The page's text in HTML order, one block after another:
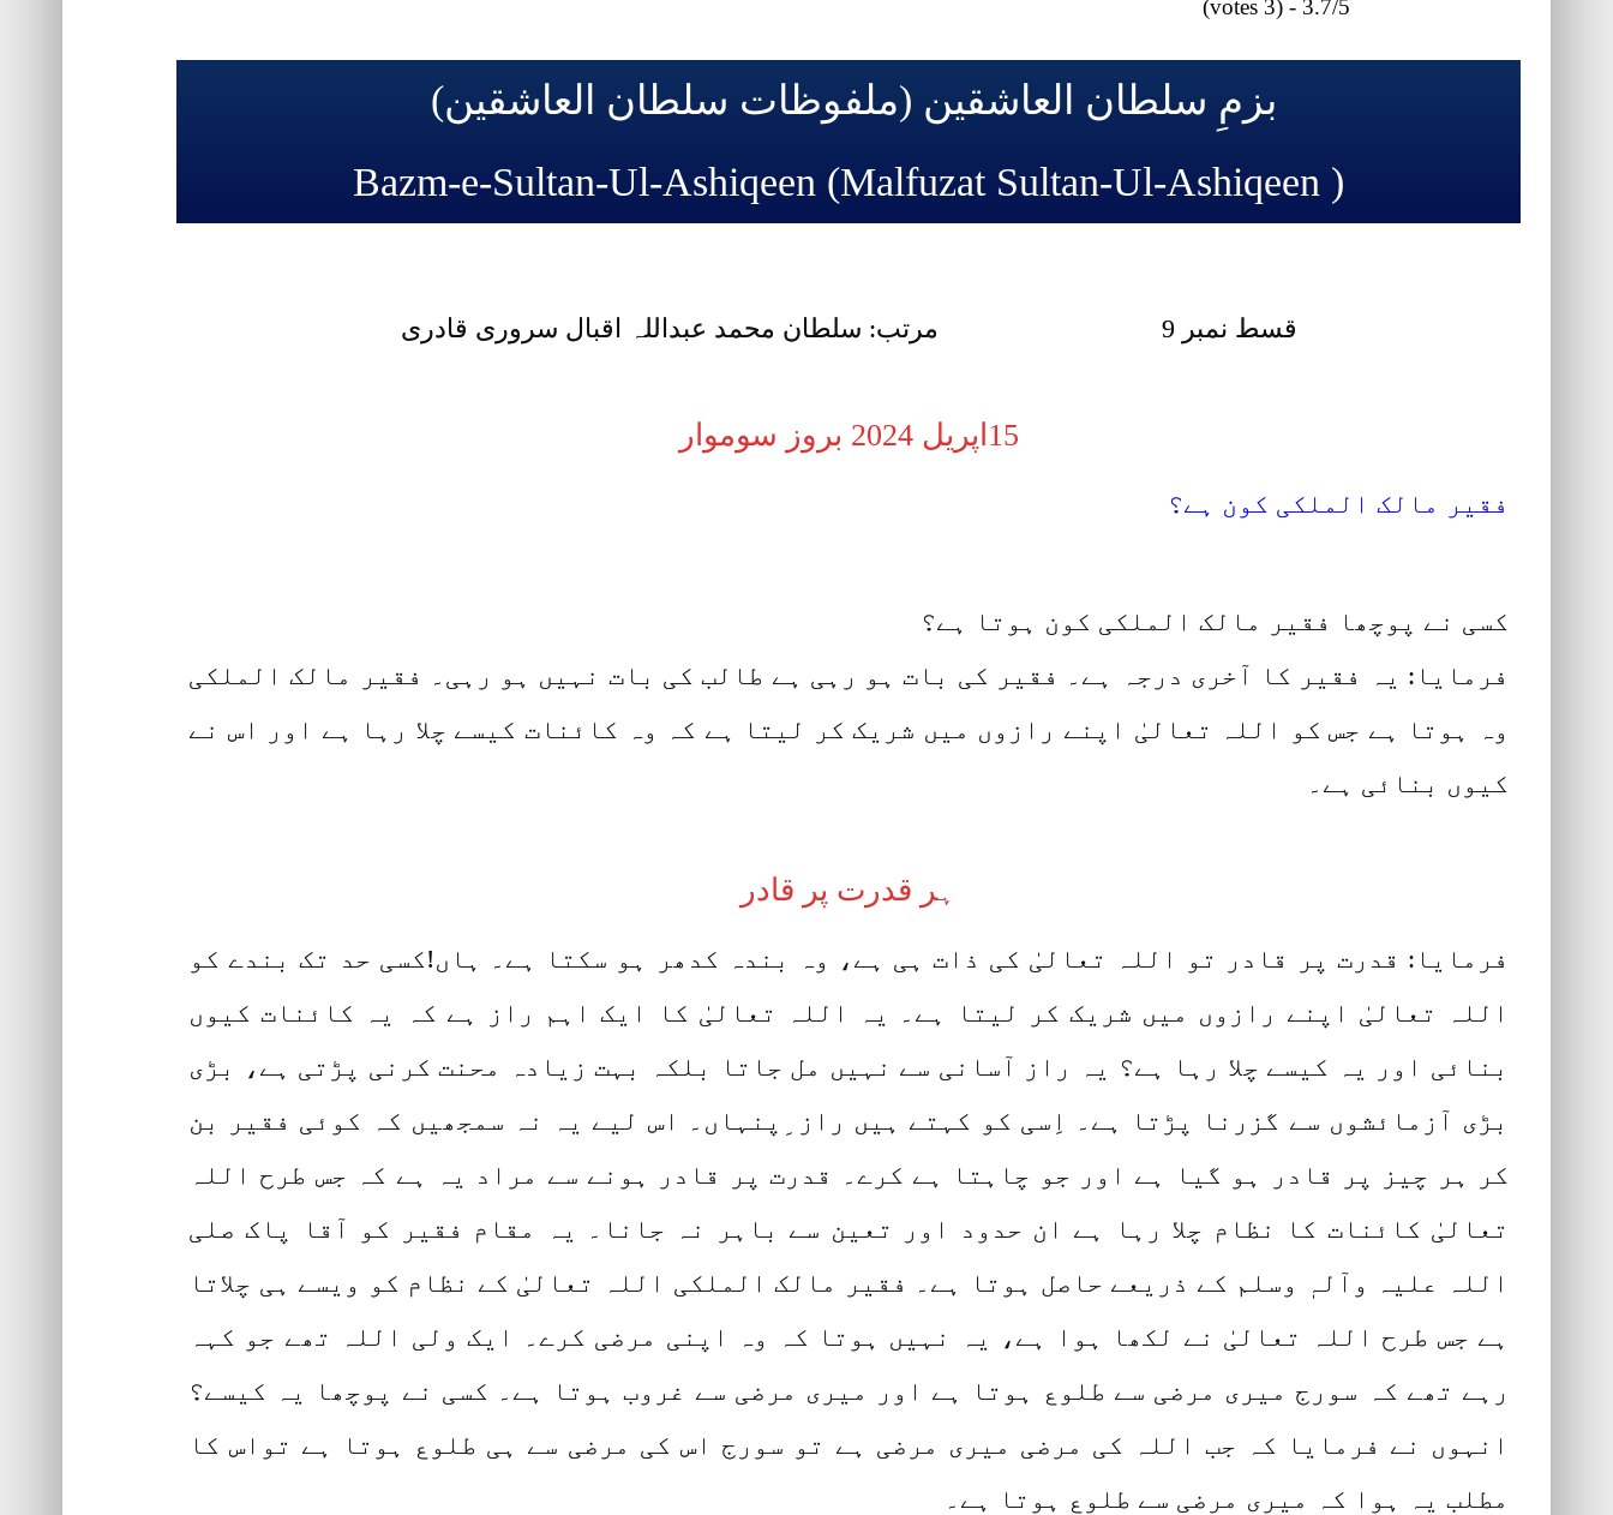
3.7/5 - (3 votes)
بزمِ سلطان العاشقین (ملفوظات سلطان العاشقین)
( Bazm-e-Sultan-Ul-Ashiqeen (Malfuzat Sultan-Ul-Ashiqeen
قسط نمبر 9 مرتب: سلطان محمد عبداللہ اقبال سروری قادری
15اپریل 2024 بروز سوموار
فقیر مالک الملکی کون ہے؟
کسی نے پوچھا فقیر مالک الملکی کون ہوتا ہے؟
فرمایا: یہ فقیر کا آخری درجہ ہے۔ فقیر کی بات ہو رہی ہے طالب کی بات نہیں ہو رہی۔ فقیر مالک الملکی
وہ ہوتا ہے جس کو اللہ تعالیٰ اپنے رازوں میں شریک کر لیتا ہے کہ وہ کائنات کیسے چلا رہا ہے اور اس نے
کیوں بنائی ہے۔
ہر قدرت پر قادر
فرمایا: قدرت پر قادر تو اللہ تعالیٰ کی ذات ہی ہے، وہ بندہ کدھر ہو سکتا ہے۔ ہاں!کسی حد تک بندے کو
اللہ تعالیٰ اپنے رازوں میں شریک کر لیتا ہے۔ یہ اللہ تعالیٰ کا ایک اہم راز ہے کہ یہ کائنات کیوں
بنائی اور یہ کیسے چلا رہا ہے؟ یہ راز آسانی سے نہیں مل جاتا بلکہ بہت زیادہ محنت کرنی پڑتی ہے، بڑی
بڑی آزمائشوں سے گزرنا پڑتا ہے۔ اِسی کو کہتے ہیں راز ِپنہاں۔ اس لیے یہ نہ سمجھیں کہ کوئی فقیر بن
کر ہر چیز پر قادر ہو گیا ہے اور جو چاہتا ہے کرے۔ قدرت پر قادر ہونے سے مراد یہ ہے کہ جس طرح اللہ
تعالیٰ کائنات کا نظام چلا رہا ہے ان حدود اور تعین سے باہر نہ جانا۔ یہ مقام فقیر کو آقا پاک صلی
اللہ علیہ وآلہٖ وسلم کے ذریعے حاصل ہوتا ہے۔ فقیر مالک الملکی اللہ تعالیٰ کے نظام کو ویسے ہی چلاتا
ہے جس طرح اللہ تعالیٰ نے لکھا ہوا ہے، یہ نہیں ہوتا کہ وہ اپنی مرضی کرے۔ ایک ولی اللہ تھے جو کہہ
رہے تھے کہ سورج میری مرضی سے طلوع ہوتا ہے اور میری مرضی سے غروب ہوتا ہے۔ کسی نے پوچھا یہ کیسے؟
انہوں نے فرمایا کہ جب اللہ کی مرضی میری مرضی ہے تو سورج اس کی مرضی سے ہی طلوع ہوتا ہے تواس کا
مطلب یہ ہوا کہ میری مرضی سے طلوع ہوتا ہے۔